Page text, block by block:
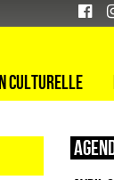
culturelle